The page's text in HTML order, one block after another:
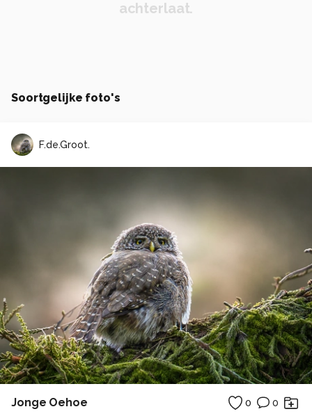
achterlaat.
Soortgelijke foto's
F.de.Groot.
Jonge Oehoe 0 0